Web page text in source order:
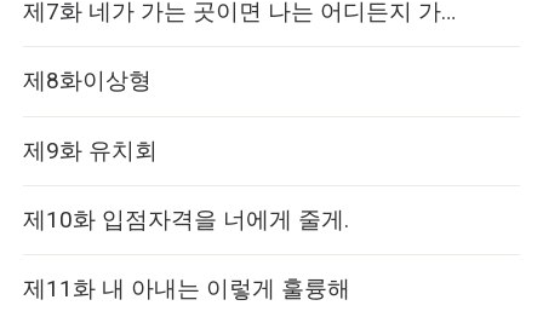
제7화 네가 가는 곳이면 나는 어디든지 가겠다
제8화이상형
제9화 유치회
제10화 입점자격을 너에게 줄게.
제11화 내 아내는 이렇게 훌륭해